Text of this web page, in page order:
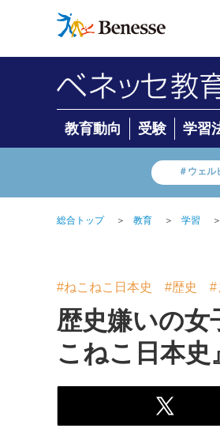
教育動向 受験 学習
＃ウェル
総合トップ ＞ 教育 ＞ 学習 ＞
#ねこねこ日本史 #歴史 #
歴史嫌いの
こねこ日本史